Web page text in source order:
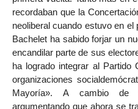
recordaban que la
neoliberal cuando estuvo en
Bachelet ha sabido forjar un
encandilar parte de sus
ha logrado integrar al Partido
organizaciones
Mayoría». A cambio de
argumentando que ahora se